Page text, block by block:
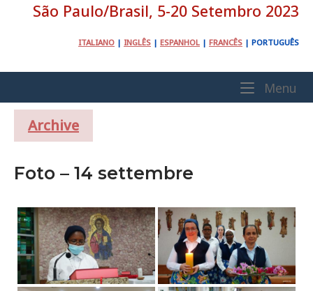
São Paulo/Brasil, 5-20 Setembro 2023
ITALIANO | INGLÊS | ESPANHOL | FRANCÊS | PORTUGUÊS
Menu
Archive
Foto – 14 settembre